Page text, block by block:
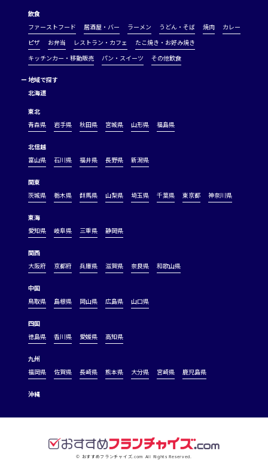
飲食
ファーストフード
居酒屋・バー ラーメン うどん・そば 焼肉
カレー
ピザ
お弁当 レストラン・カフェ
たこ焼き・お好み焼き
キッチンカー・移動販売
パン・スイーツ その他飲食
ー 地域で探す
北海道
東北
青森県
岩手県 秋田県 宮城県 山形県 福島県
北信越
富山県
石川県 福井県 長野県 新潟県
関東
茨城県
栃木県 群馬県 山梨県 埼玉県 千葉県 東京都 神奈川県
東海
愛知県
岐阜県 三重県 静岡県
関西
大阪府
京都府 兵庫県 滋賀県 奈良県 和歌山県
中国
鳥取県
島根県 岡山県 広島県 山口県
四国
徳島県
香川県 愛媛県 高知県
九州
福岡県
佐賀県 長崎県 熊本県 大分県 宮崎県 鹿児島県
沖縄
© おすすめフランチャイズ.com All Rights Reserved.